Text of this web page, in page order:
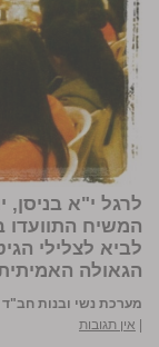
לרגל י"א
המשיח התוועדו
לביא לצלילי
הגאולה
מערכת נשי ובנות חב"ד
אין תגובות